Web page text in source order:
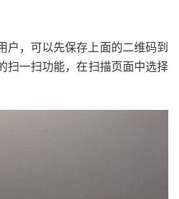
户，可以先保存上面的二维码到
扫一扫功能，在扫描页面中选择